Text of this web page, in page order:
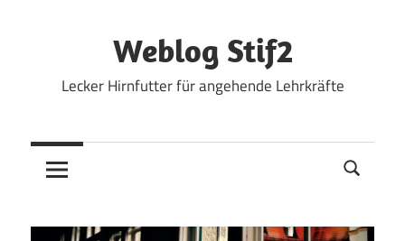
Weblog Stif2
Lecker Hirnfutter für angehende Lehrkräfte